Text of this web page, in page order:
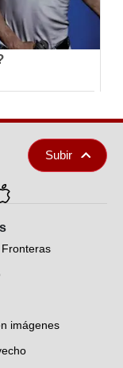
Subir
imágenes